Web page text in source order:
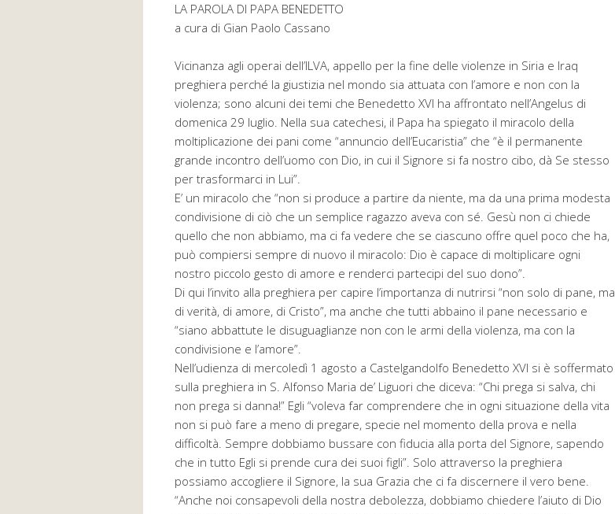
LA PAROLA DI PAPA BENEDETTO
a cura di Gian Paolo Cassano
Vicinanza agli operai dell’ILVA, appello per la fine delle violenze in Siria e Iraq
preghiera perché la giustizia nel mondo sia attuata con l’amore e non con la
violenza; sono alcuni dei temi che Benedetto XVI ha affrontato nell’Angelus di
domenica 29 luglio. Nella sua catechesi, il Papa ha spiegato il miracolo della
moltiplicazione dei pani come “annuncio dell’Eucaristia” che “è il permanente
grande incontro dell’uomo con Dio, in cui il Signore si fa nostro cibo, dà Se stesso
per trasformarci in Lui”.
E’ un miracolo che “non si produce a partire da niente, ma da una prima modesta
condivisione di ciò che un semplice ragazzo aveva con sé. Gesù non ci chiede
quello che non abbiamo, ma ci fa vedere che se ciascuno offre quel poco che ha,
può compiersi sempre di nuovo il miracolo: Dio è capace di moltiplicare ogni
nostro piccolo gesto di amore e renderci partecipi del suo dono”.
Di qui l’invito alla preghiera per capire l’importanza di nutrirsi “non solo di pane, ma
di verità, di amore, di Cristo”, ma anche che tutti abbaino il pane necessario e
“siano abbattute le disuguaglianze non con le armi della violenza, ma con la
condivisione e l’amore”.
Nell’udienza di mercoledì 1 agosto a Castelgandolfo Benedetto XVI si è soffermato
sulla preghiera in S. Alfonso Maria de’ Liguori che diceva: “Chi prega si salva, chi
non prega si danna!” Egli “voleva far comprendere che in ogni situazione della vita
non si può fare a meno di pregare, specie nel momento della prova e nella
difficoltà. Sempre dobbiamo bussare con fiducia alla porta del Signore, sapendo
che in tutto Egli si prende cura dei suoi figli”. Solo attraverso la preghiera
possiamo accogliere il Signore, la sua Grazia che ci fa discernere il vero bene.
“Anche noi consapevoli della nostra debolezza, dobbiamo chiedere l’aiuto di Dio